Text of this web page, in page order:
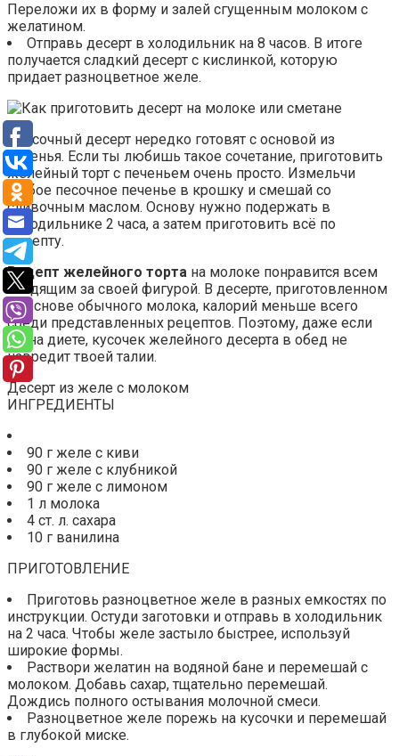
Переложи их в форму и залей сгущенным молоком с
желатином.
Отправь десерт в холодильник на 8 часов. В итоге
получается сладкий десерт с кислинкой, которую
придает разноцветное желе.
Красочный десерт нередко готовят с основой из
печенья. Если ты любишь такое сочетание, приготовить
желейный торт с печеньем очень просто. Измельчи
любое песочное печенье в крошку и смешай со
сливочным маслом. Основу нужно подержать в
холодильнике 2 часа, а затем приготовить всё по
рецепту.
Рецепт желейного торта на молоке понравится всем
следящим за своей фигурой. В десерте, приготовленном
на основе обычного молока, калорий меньше всего
среди представленных рецептов. Поэтому, даже если
ты на диете, кусочек желейного десерта в обед не
навредит твоей талии.
Десерт из желе с молоком
ИНГРЕДИЕНТЫ
90 г желе с киви
90 г желе с клубникой
90 г желе с лимоном
1 л молока
4 ст. л. сахара
10 г ванилина
ПРИГОТОВЛЕНИЕ
Приготовь разноцветное желе в разных емкостях по
инструкции. Остуди заготовки и отправь в холодильник
на 2 часа. Чтобы желе застыло быстрее, используй
широкие формы.
Раствори желатин на водяной бане и перемешай с
молоком. Добавь сахар, тщательно перемешай.
Дождись полного остывания молочной смеси.
Разноцветное желе порежь на кусочки и перемешай
в глубокой миске.